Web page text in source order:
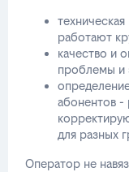
работают
качество и
проблемы и
абонентов -
для разных
Оператор не